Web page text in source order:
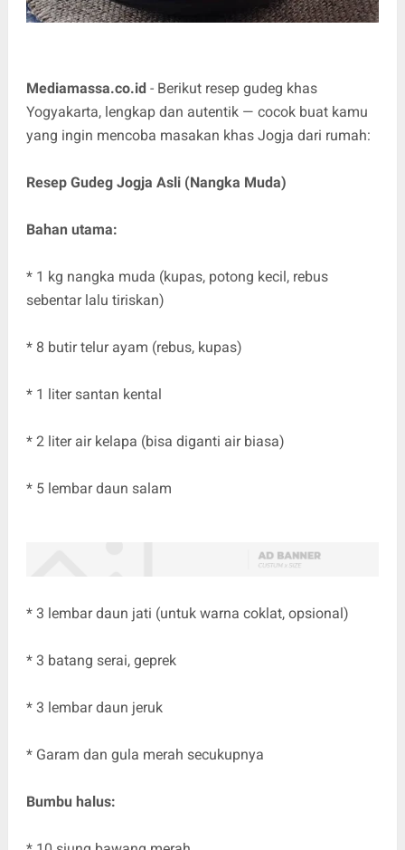
Mediamassa.co.id- Berikut resep gudeg khas
Yogyakarta, lengkap dan autentik — cocok buat kamu
yang ingin mencoba masakan khas Jogja dari rumah:
Resep Gudeg Jogja Asli (Nangka Muda)
Bahan utama:
* 1 kg nangka muda (kupas, potong kecil, rebus
sebentar lalu tiriskan)
* 8 butir telur ayam (rebus, kupas)
* 1 liter santan kental
* 2 liter air kelapa (bisa diganti air biasa)
* 5 lembar daun salam
* 3 lembar daun jati (untuk warna coklat, opsional)
* 3 batang serai, geprek
* 3 lembar daun jeruk
* Garam dan gula merah secukupnya
Bumbu halus: